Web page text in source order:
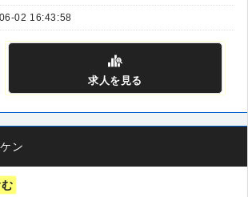
02 16:43:58
求人 を見る
ン